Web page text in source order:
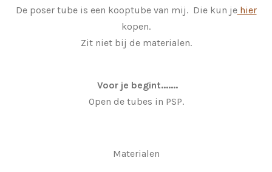
De poser tube is een kooptube van mij. Die kun jehier
kopen.
Zit niet bij de materialen.
Voor je begint.......
Open de tubes in PSP.
Materialen